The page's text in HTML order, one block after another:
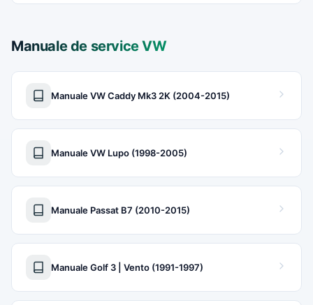
Manuale de service VW
Manuale VW Caddy Mk3 2K (2004-2015)
Manuale VW Lupo (1998-2005)
Manuale Passat B7 (2010-2015)
Manuale Golf 3 | Vento (1991-1997)